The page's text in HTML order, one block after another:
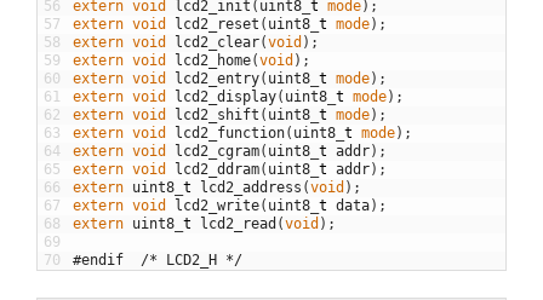
56
57
58
59
60
61
62
63
64
65
66
67
68
69
70
extern void lcd2_init ( uint8 t mode) ;
extern void lcd2_reset ( uint8 t mode) ;
extern void lcd2_clear(void ) ;
extern void lcd2_home(void ) ;
extern void lcd2_entry( uint8 t mode) ;
extern void lcd2_display( uint8 t mode) ;
extern void lcd2_shift ( uint8 t mode) ;
extern void lcd2_function( uint8 t mode) ;
extern void lcd2_cgram( uint8 t addr) ;
extern void lcd2_ddram( uint8 t addr) ;
extern uint8 t lcd2_address (void ) ;
extern void lcd2_write( uint8 t data) ;
extern uint8 t lcd2_read (void ) ;
#endif	/* LCD2_H */